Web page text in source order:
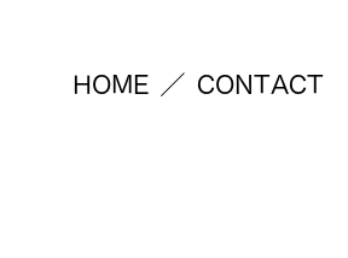
HOME CONTACT